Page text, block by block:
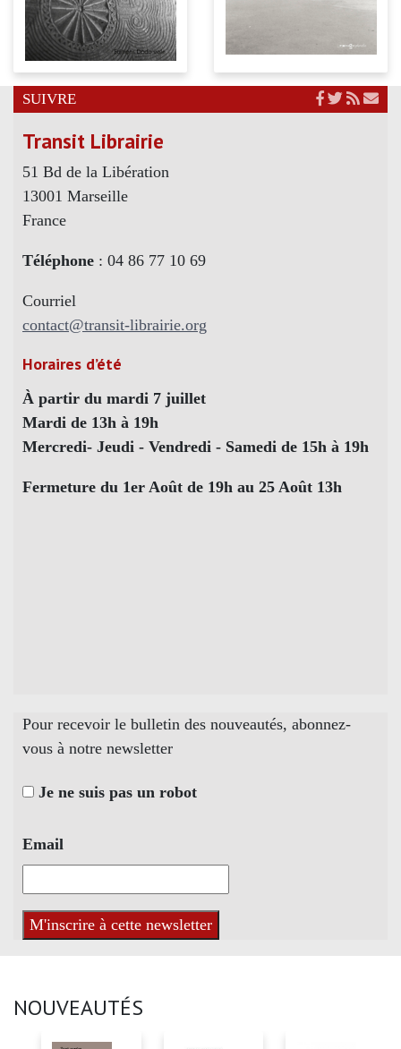
SUIVRE
Transit Librairie
51 Bd de la Libération
13001 Marseille
France
Téléphone : 04 86 77 10 69
Courriel
contact@transit-librairie.org
Horaires d’été
À partir du mardi 7 juillet
Mardi de 13h à 19h
Mercredi- Jeudi - Vendredi - Samedi de 15h à 19h
Fermeture du 1er Août de 19h au 25 Août 13h
Pour recevoir le bulletin des nouveautés, abonnez-
vous à notre newsletter
Je ne suis pas un robot
Email
NOUVEAUTÉS